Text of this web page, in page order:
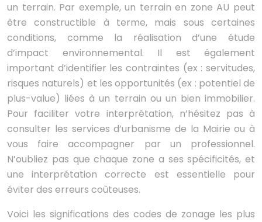
un terrain. Par exemple, un terrain en zone AU peut
être constructible à terme, mais sous certaines
conditions, comme la réalisation d’une étude
d’impact environnemental. Il est également
important d’identifier les contraintes (ex : servitudes,
risques naturels) et les opportunités (ex : potentiel de
plus-value) liées à un terrain ou un bien immobilier.
Pour faciliter votre interprétation, n’hésitez pas à
consulter les services d’urbanisme de la Mairie ou à
vous faire accompagner par un professionnel.
N’oubliez pas que chaque zone a ses spécificités, et
une interprétation correcte est essentielle pour
éviter des erreurs coûteuses.
Voici les significations des codes de zonage les plus